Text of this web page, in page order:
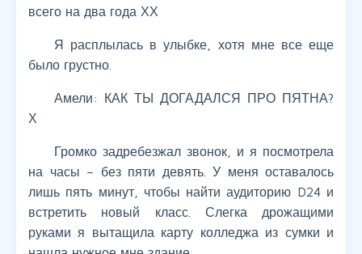
всего на два года ХХ
Я расплылась в улыбке, хотя мне все еще
было грустно.
Амели: КАК ТЫ ДОГАДАЛСЯ ПРО ПЯТНА?
Х
Громко задребезжал звонок, и я посмотрела
на часы – без пяти девять. У меня оставалось
лишь пять минут, чтобы найти аудиторию D24 и
встретить новый класс. Слегка дрожащими
руками я вытащила карту колледжа из сумки и